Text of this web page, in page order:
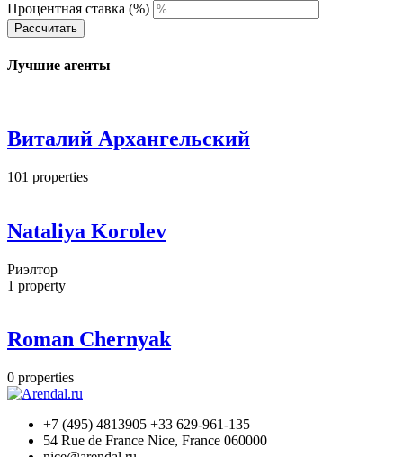
Процентная ставка (%)
Рассчитать
Лучшие агенты
Виталий Архангельский
101 properties
Nataliya Korolev
Риэлтор
1 property
Roman Chernyak
0 properties
+7 (495) 4813905 +33 629-961-135
54 Rue de France Nice, France 060000